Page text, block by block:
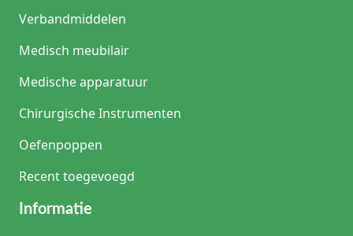
Verbandmiddelen
Medisch meubilair
Medische apparatuur
Chirurgische Instrumenten
Oefenpoppen
Recent toegevoegd
Informatie